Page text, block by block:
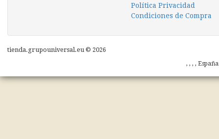
Política Privacidad
Condiciones de Compra
tienda.grupouniversal.eu © 2026
, , , ,